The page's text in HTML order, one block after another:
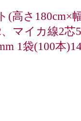
(高さ180cm×
マイカ線2芯
1袋(100本